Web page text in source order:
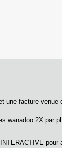
une facture venue
wanadoo:2X par
pour